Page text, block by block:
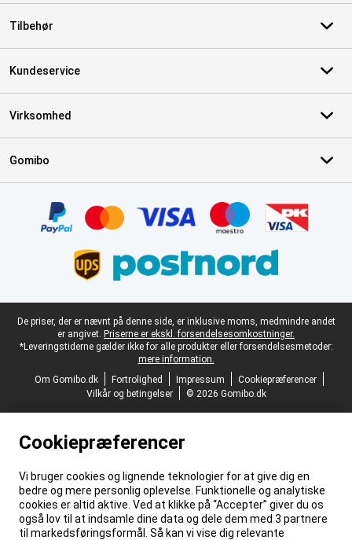
Tilbehør
Kundeservice
Virksomhed
Gomibo
Juridisk fodtekst
De priser, der er nævnt på denne side, er inklusive moms, medmindre andet
er angivet. Priserne er ekskl. forsendelsesomkostninger.
*Leveringstiderne gælder ikke for alle produkter eller forsendelsesmetoder:
mere information.
Om Gomibo.dk
Fortrolighed Impressum
Cookiepræferencer
Vilkår og betingelser
© 2026 Gomibo.dk
Cookiepræferencer
Vi bruger cookies og lignende teknologier for at give dig en
bedre og mere personlig oplevelse. Funktionelle og analytiske
cookies er altid aktive. Ved at klikke på “Accepter” giver du os
også lov til at indsamle dine data og dele dem med 3 partnere
til markedsføringsformål. Så kan vi vise dig relevante